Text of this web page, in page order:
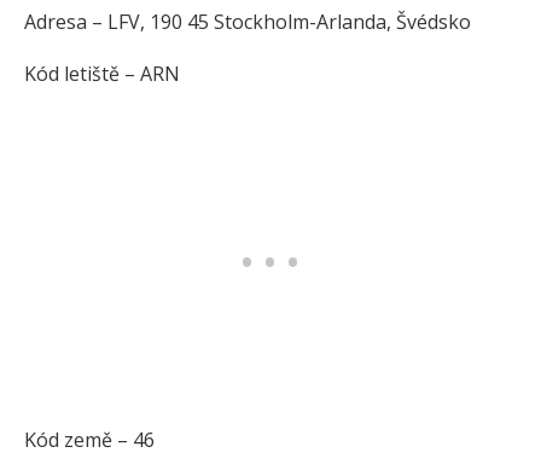
Adresa – LFV, 190 45 Stockholm-Arlanda, Švédsko
Kód letiště – ARN
Kód země – 46